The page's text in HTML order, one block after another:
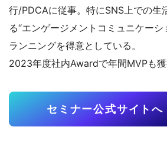
行/PDCAに従事。特にSNS上での生
る“エンゲージメントコミュニケー
ランニングを得意としている。
2023年度社内Awardで年間MVPも獲
セミナー公式サイトへ